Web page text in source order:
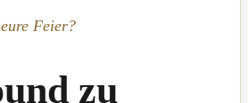
Feier?
zu